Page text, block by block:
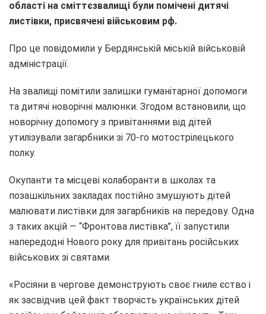
області на сміттєзвалищі були помічені дитячі
листівки, присвячені військовим рф.
Про це повідомили у Бердянській міській військовій
адміністрації.
На звалищі помітили залишки гуманітарної допомоги
та дитячі новорічні малюнки. Згодом встановили, що
новорічну допомогу з привітаннями від дітей
утилізували загарбники зі 70-го мотострілецького
полку.
Окупанти та місцеві колаборанти в школах та
позашкільних закладах постійно змушують дітей
малювати листівки для загарбників на передову. Одна
з таких акцій — “Фронтова листівка”, її запустили
напередодні Нового року для привітань російських
військових зі святами.
«Росіяни в чергове демонструють своє гниле єство і
як засвідчив цей факт творчість українських дітей